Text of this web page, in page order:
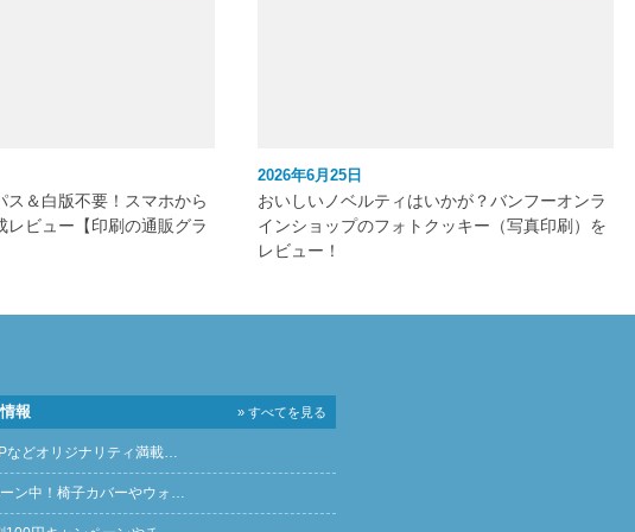
ス＆白版不要！スマホから
レビュー【印刷の通販グラ
2026年6月25日
おいしいノベルティはいかが？バンフーオンラ
インショップのフォトクッキー（写真印刷）を
レビュー！
報 » すべてを見る
などオリジナリティ満載…
ン中！椅子カバーやウォ…